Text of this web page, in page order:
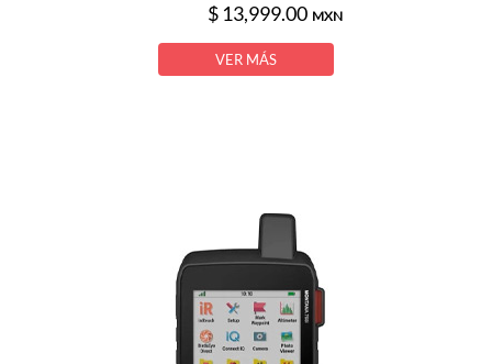
$ 13,999.00 MXN
VER MÁS